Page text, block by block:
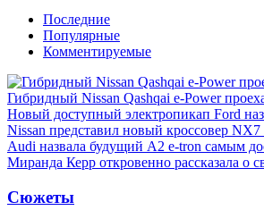
Последние
Популярные
Комментируемые
Гибридный Nissan Qashqai e-Power
Новый доступный электропикап Ford
Nissan представил новый кроссовер
Audi назвала будущий A2 e-tron самым
Миранда Керр откровенно рассказала о
Сюжеты